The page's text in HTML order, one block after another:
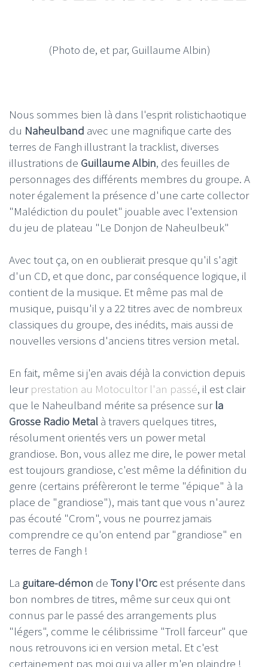
(Photo de, et par, Guillaume Albin)
Nous sommes bien là dans l'esprit rolistichaotique
du Naheulband avec une magnifique carte des
terres de Fangh illustrant la tracklist, diverses
illustrations de Guillaume Albin, des feuilles de
personnages des différents membres du groupe. A
noter également la présence d'une carte collector
"Malédiction du poulet" jouable avec l'extension
du jeu de plateau "Le Donjon de Naheulbeuk"
Avec tout ça, on en oublierait presque qu'il s'agit
d'un CD, et que donc, par conséquence logique, il
contient de la musique. Et même pas mal de
musique, puisqu'il y a 22 titres avec de nombreux
classiques du groupe, des inédits, mais aussi de
nouvelles versions d'anciens titres version metal.
En fait, même si j'en avais déjà la conviction depuis
leur prestation au Motocultor l'an passé, il est clair
que le Naheulband mérite sa présence sur la
Grosse Radio Metal à travers quelques titres,
résolument orientés vers un power metal
grandiose. Bon, vous allez me dire, le power metal
est toujours grandiose, c'est même la définition du
genre (certains préfèreront le terme "épique" à la
place de "grandiose"), mais tant que vous n'aurez
pas écouté "Crom", vous ne pourrez jamais
comprendre ce qu'on entend par "grandiose" en
terres de Fangh !
La guitare-démon de Tony l'Orc est présente dans
bon nombres de titres, même sur ceux qui ont
connus par le passé des arrangements plus
"légers", comme le célibrissime "Troll farceur" que
nous retrouvons ici en version metal. Et c'est
certainement pas moi qui va aller m'en plaindre !